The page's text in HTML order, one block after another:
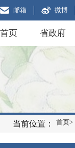
邮箱 微博
首页 省政府
当前位置： 首页>